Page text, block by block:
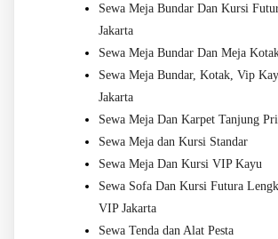
Sewa Meja Bundar Dan Kursi
Jakarta
Sewa Meja Bundar Dan Meja
Sewa Meja Bundar, Kotak, Vip
Jakarta
Sewa Meja Dan Karpet Tanjung
Sewa Meja dan Kursi Standar
Sewa Meja Dan Kursi VIP Kayu
Sewa Sofa Dan Kursi Futura
VIP Jakarta
Sewa Tenda dan Alat Pesta